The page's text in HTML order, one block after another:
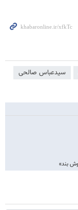
سیدعباس صالحی
بند»